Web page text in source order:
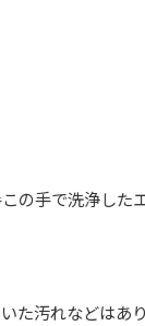
の手で洗浄した
た汚れなどはあ